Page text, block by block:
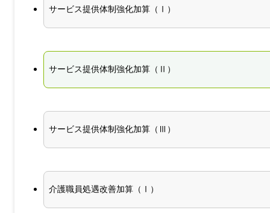
サービス提供体制強化加算（Ⅰ）
サービス提供体制強化加算（Ⅱ）
サービス提供体制強化加算（Ⅲ）
介護職員処遇改善加算（Ⅰ）